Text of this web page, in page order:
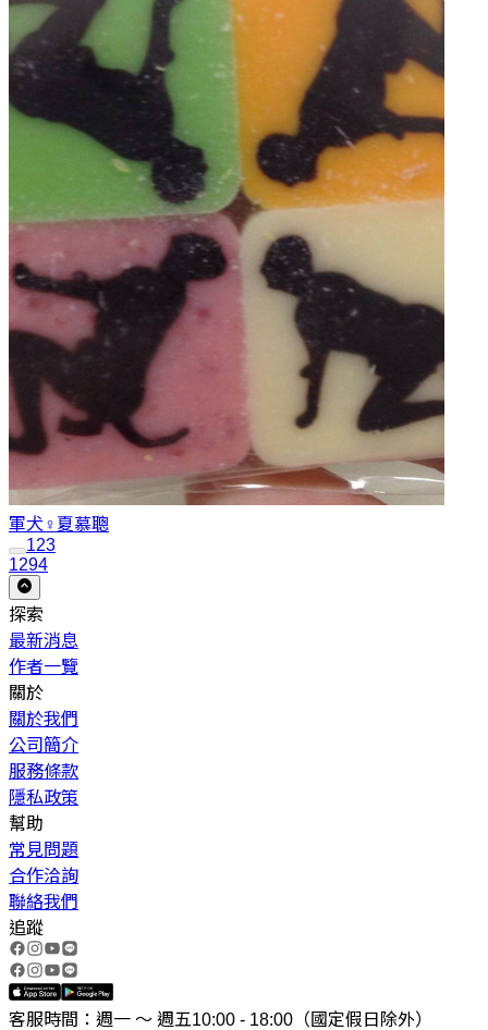
軍犬♀ 夏慕聰
123
1294
探索
最新消息
作者一覽
關於
關於我們
公司簡介
服務條款
隱私政策
幫助
常見問題
合作洽詢
聯絡我們
追蹤
客服時間：週一 ～ 週五10:00 - 18:00（國定假日除外）